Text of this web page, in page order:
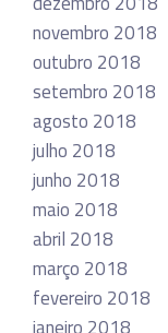
novembro 2018
outubro 2018
setembro 2018
agosto 2018
julho 2018
junho 2018
maio 2018
abril 2018
março 2018
fevereiro 2018